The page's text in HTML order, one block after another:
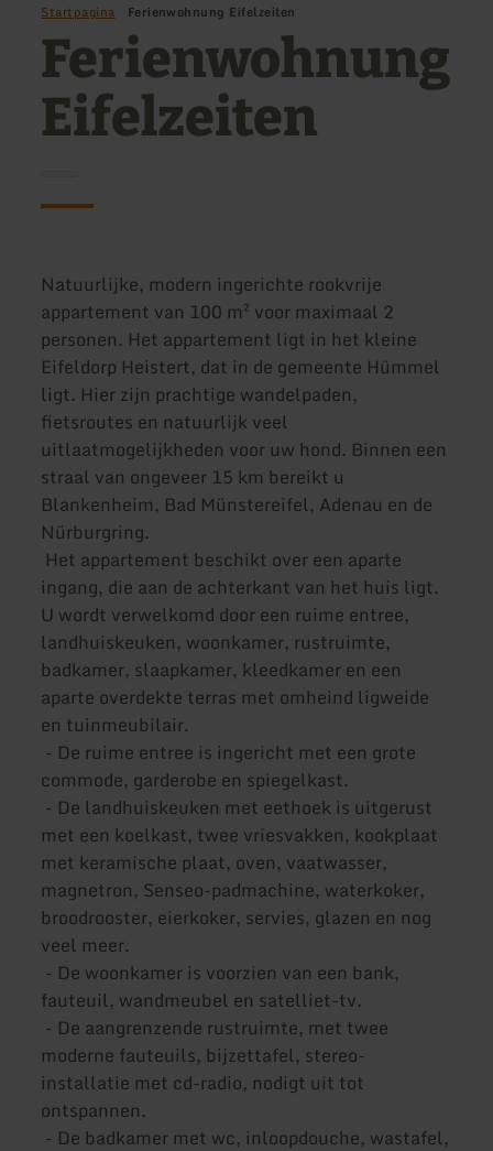
Startpagina Ferienwohnung Eifelzeiten
Ferienwohnung
Eifelzeiten
Natuurlijke, modern ingerichte rookvrije
appartement van 100 m² voor maximaal 2
personen. Het appartement ligt in het kleine
Eifeldorp Heistert, dat in de gemeente Hümmel
ligt. Hier zijn prachtige wandelpaden,
fietsroutes en natuurlijk veel
uitlaatmogelijkheden voor uw hond. Binnen een
straal van ongeveer 15 km bereikt u
Blankenheim, Bad Münstereifel, Adenau en de
Nürburgring.
Het appartement beschikt over een aparte
ingang, die aan de achterkant van het huis ligt.
U wordt verwelkomd door een ruime entree,
landhuiskeuken, woonkamer, rustruimte,
badkamer, slaapkamer, kleedkamer en een
aparte overdekte terras met omheind ligweide
en tuinmeubilair.
- De ruime entree is ingericht met een grote
commode, garderobe en spiegelkast.
- De landhuiskeuken met eethoek is uitgerust
met een koelkast, twee vriesvakken, kookplaat
met keramische plaat, oven, vaatwasser,
magnetron, Senseo-padmachine, waterkoker,
broodrooster, eierkoker, servies, glazen en nog
veel meer.
- De woonkamer is voorzien van een bank,
fauteuil, wandmeubel en satelliet-tv.
- De aangrenzende rustruimte, met twee
moderne fauteuils, bijzettafel, stereo-
installatie met cd-radio, nodigt uit tot
ontspannen.
- De badkamer met wc, inloopdouche, wastafel,